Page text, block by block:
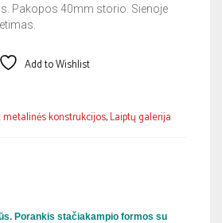
Pakopos 40mm storio. Sienoje
Add to Wishlist
konstrukcijos,Laiptų galerija
Porankis stačiakampio formos su